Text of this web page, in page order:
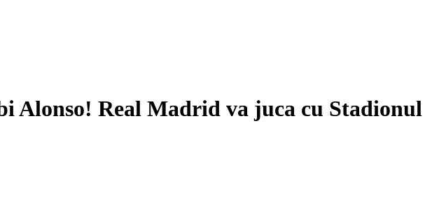
Alonso! Real Madrid va juca cu Stadionul